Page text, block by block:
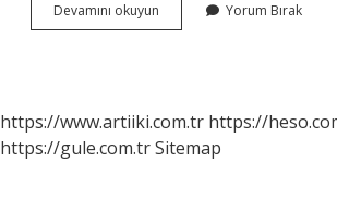
Devamını okuyun
Bir
Yorum Bırak
https://www.artiiki.com.tr https://
https://gule.com.trSitemap